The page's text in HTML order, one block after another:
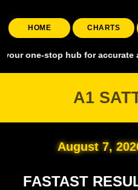
HOME CHARTS
hub for accurate and
A1
August 7,
FASTAST